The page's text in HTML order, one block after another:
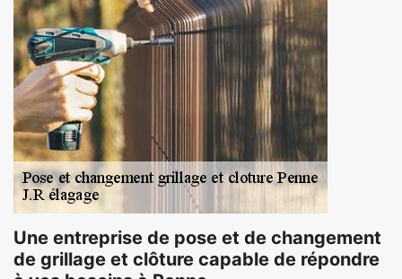
Une entreprise de pose et de changement
de grillage et clôture capable de répondre